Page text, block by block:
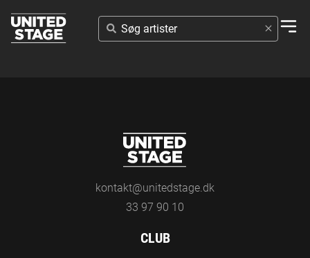
SØG
ARTISTER
kontakt@unitedstage.dk
33 97 90 10
CLUB